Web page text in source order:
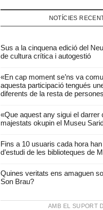
NOTÍCIES
Sus a la cinquena edició del
de cultura crítica i autogestió
«En cap moment se’ns va
aquesta participació tengués
diferents de la resta de
«Que aquest any sigui el darrer
majestats okupin el Museu
Fins a 10 usuaris cada hora
d’estudi de les biblioteques de
Quines veritats ens amaguen
Son Brau?
AMB EL SUPORT